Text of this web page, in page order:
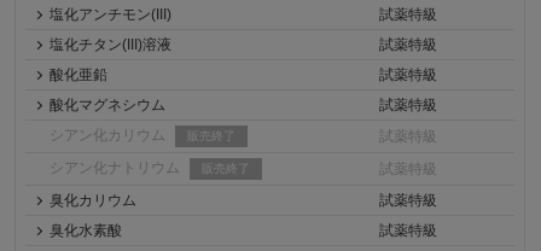
塩化アンチモン(III)
試薬特級
塩化チタン(III)溶液
試薬特級
酸化亜鉛
試薬特級
酸化マグネシウム
試薬特級
シアン化カリウム
販売終了
試薬特級
シアン化ナトリウム
販売終了
試薬特級
臭化カリウム
試薬特級
臭化水素酸
試薬特級